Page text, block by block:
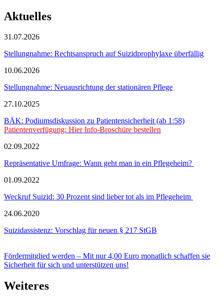
Aktuelles
31.07.2026
Stellungnahme: Rechtsanspruch auf Suizidprophylaxe überfällig
10.06.2026
Stellungnahme: Neuausrichtung der stationären Pflege
27.10.2025
BÄK: Podiumsdiskussion zu Patientensicherheit (ab 1:58)
Patientenverfügung: Hier Info-Broschüre bestellen
02.09.2022
Repräsentative Umfrage: Wann geht man in ein Pflegeheim?
01.09.2022
Weckruf Suizid: 30 Prozent sind lieber tot als im Pflegeheim
24.06.2020
Suizidassistenz: Vorschlag für neuen § 217 StGB
Fördermitglied werden – Mit nur 4,00 Euro monatlich schaffen sie
Sicherheit für sich und unterstützen uns!
Weiteres